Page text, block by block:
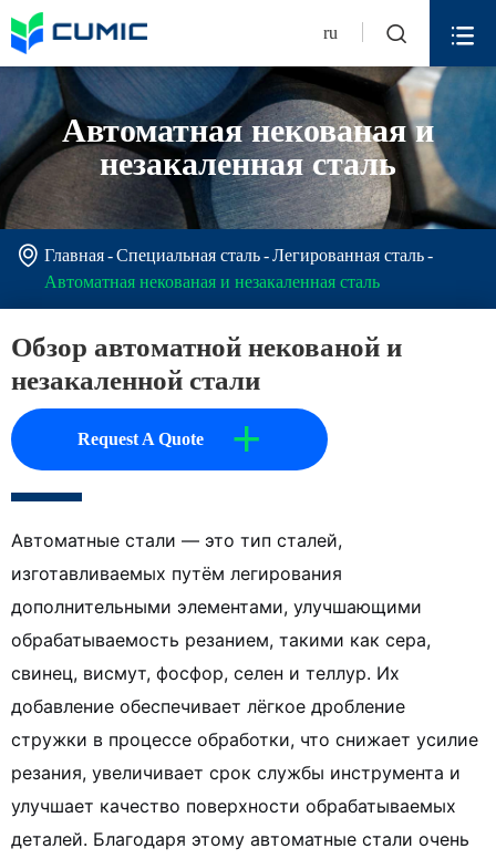
ru  
Автоматная некованая и
незакаленная сталь
 Главная Специальная сталь
Легированная сталь
Автоматная некованая и незакаленная сталь
Обзор автоматной некованой и
незакаленной стали
Request A Quote +
Автоматные стали — это тип сталей,
изготавливаемых путём легирования
дополнительными элементами, улучшающими
обрабатываемость резанием, такими как сера,
свинец, висмут, фосфор, селен и теллур. Их
добавление обеспечивает лёгкое дробление
стружки в процессе обработки, что снижает усилие
резания, увеличивает срок службы инструмента и
улучшает качество поверхности обрабатываемых
деталей. Благодаря этому автоматные стали очень